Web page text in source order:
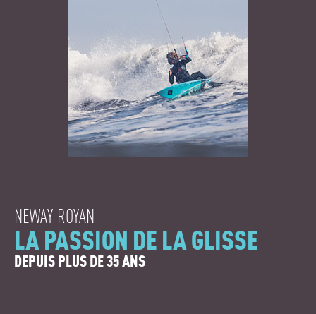
NEWAY ROYAN
LA PASSION DE LA GLISSE
DEPUIS PLUS DE 35 ANS